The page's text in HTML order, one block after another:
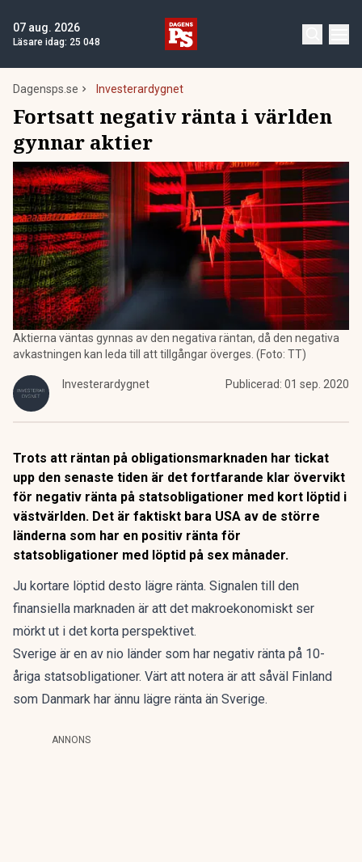
07 aug. 2026
Läsare idag: 25 048
Dagensps.se Investerardygnet
Fortsatt negativ ränta i världen
gynnar aktier
Aktierna väntas gynnas av den negativa räntan, då den negativa
avkastningen kan leda till att tillgångar överges. (Foto: TT)
Investerardygnet Publicerad: 01 sep. 2020
Trots att räntan på obligationsmarknaden har tickat
upp den senaste tiden är det fortfarande klar övervikt
för negativ ränta på statsobligationer med kort löptid i
västvärlden. Det är faktiskt bara USA av de större
länderna som har en positiv ränta för
statsobligationer med löptid på sex månader.
Ju kortare löptid desto lägre ränta. Signalen till den
finansiella marknaden är att det makroekonomiskt ser
mörkt ut i det korta perspektivet.
Sverige är en av nio länder som har negativ ränta på 10-
åriga statsobligationer. Värt att notera är att såväl Finland
som Danmark har ännu lägre ränta än Sverige.
ANNONS